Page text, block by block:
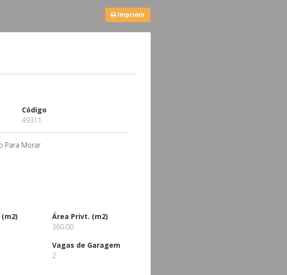
Imprimir
Código
49311
Para Morar
Área Privt. (m2)
360.00
Vagas de Garagem
2